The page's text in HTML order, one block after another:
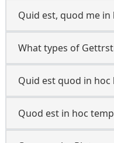
Quid est, quod me in
What types of
Quid est quod in
Quod est in hoc